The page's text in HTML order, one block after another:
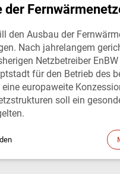
der
den Ausbau der
Nach jahrelangem
Netzbetreiber
für den Betrieb des
eine europaweite
soll ein